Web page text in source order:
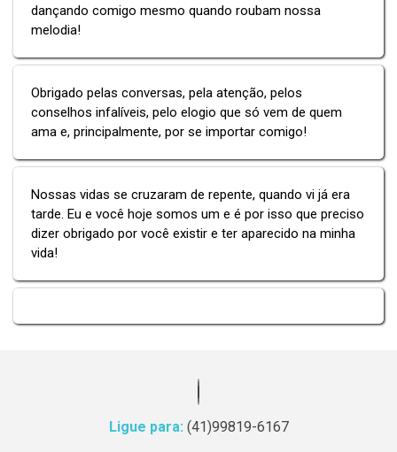
dançando comigo mesmo quando roubam nossa
melodia!
Obrigado pelas conversas, pela atenção, pelos
conselhos infalíveis, pelo elogio que só vem de quem
ama e, principalmente, por se importar comigo!
Nossas vidas se cruzaram de repente, quando vi já era
tarde. Eu e você hoje somos um e é por isso que preciso
dizer obrigado por você existir e ter aparecido na minha
vida!
Ligue para: (41)99819-6167